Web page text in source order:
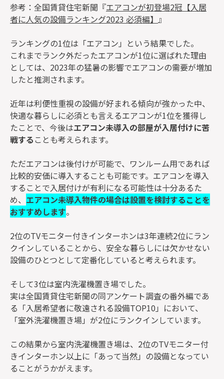
参考：全国賃貸住宅新聞『エアコンが初登場2冠【入居
者に人気の設備ランキング2023 必須編】 』
ランキングの1位は「エアコン」という結果でした。
これまでランク外だったエアコンが1位に選ばれた理由
としては、2023年の猛暑の影響でエアコンの需要が増加
したと推測されます。
近年は利便性重視の設備が好まれる傾向が強かった中、
快適な暮らしに必須とも言えるエアコンが1位を獲得し
たことで、今後はエアコン未導入の部屋が入居付けに苦
戦する ことも考えられます。
ただエアコンは後付けが可能で、ワンルーム用であれば
比較的安価に導入することも可能です。エアコンを導入
することで入居付けが有利になる可能性は十分あるた
め、 エアコン未導入物件の場合は設置を検討することを
おすすめします。
2位のTVモニター付きインターホンは3年連続2位にラン
クインしていることから、安全な暮らしには欠かせない
設備のひとつとして定番化していると考えられます。
そして3位は室内洗濯機置き場でした。
実は全国賃貸住宅新聞の同アンケート調査の番外編であ
る「入居希望者に敬遠される設備TOP10」において、
「室外洗濯機置き場」が2位にランクインしています。
この結果から室内洗濯機置き場は、2位のTVモニター付
きインターホン以上に「あって当然」の設備となってい
ることがうかがえます。